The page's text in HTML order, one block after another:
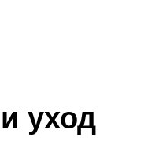
уход